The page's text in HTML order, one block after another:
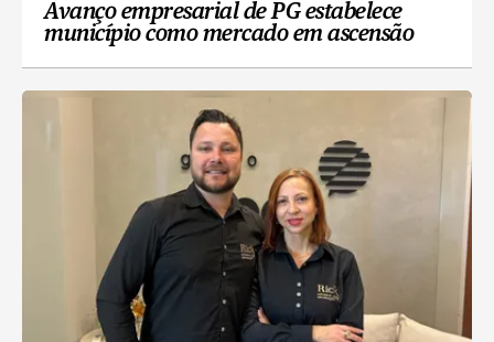
Avanço empresarial de PG estabelece
município como mercado em ascensão